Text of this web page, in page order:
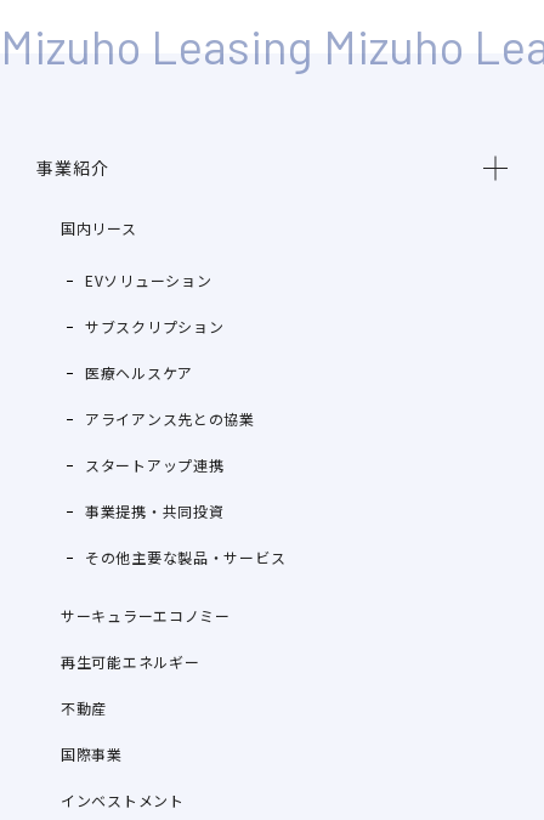
事業紹介
国内リース
EVソリューション
サブスクリプション
医療ヘルスケア
アライアンス先との協業
スタートアップ連携
事業提携・共同投資
その他主要な製品・サービス
サーキュラーエコノミー
再生可能エネルギー
不動産
国際事業
インベストメント